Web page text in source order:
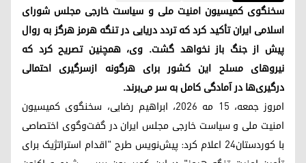
سخنگوی کمیسیون امنیت ملی و سیاست خارجی مجلس شورای
اسلامی ایران تأکید کرد که تردد دریایی در تنگه هرمز هرگز به روال
پیش از جنگ باز نخواهد گشت. وی، همچنین تصریح کرد که
نیروهای مسلح این کشور برای هرگونه ازسرگیری احتمالی
درگیری‌ها در آمادگی کامل به سر می‌برند.
امروز جمعه، ۱۵ مه ۲۰۲۶، ابراهیم رضایی، سخنگوی کمیسیون
امنیت ملی و سیاست خارجی مجلس ایران در گفت‌وگوی اختصاصی
با کوردستان۲۴ اعلام کرد: پیش‌نویس طرح "اقدام استراتژیک برای